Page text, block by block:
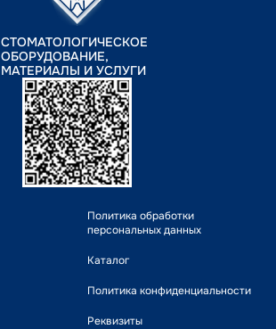
СТОМАТОЛОГИЧЕСКОЕ
ОБОРУДОВАНИЕ,
МАТЕРИАЛЫ И УСЛУГИ
Политика обработки
персональных данных
Каталог
Политика конфиденциальности
Реквизиты